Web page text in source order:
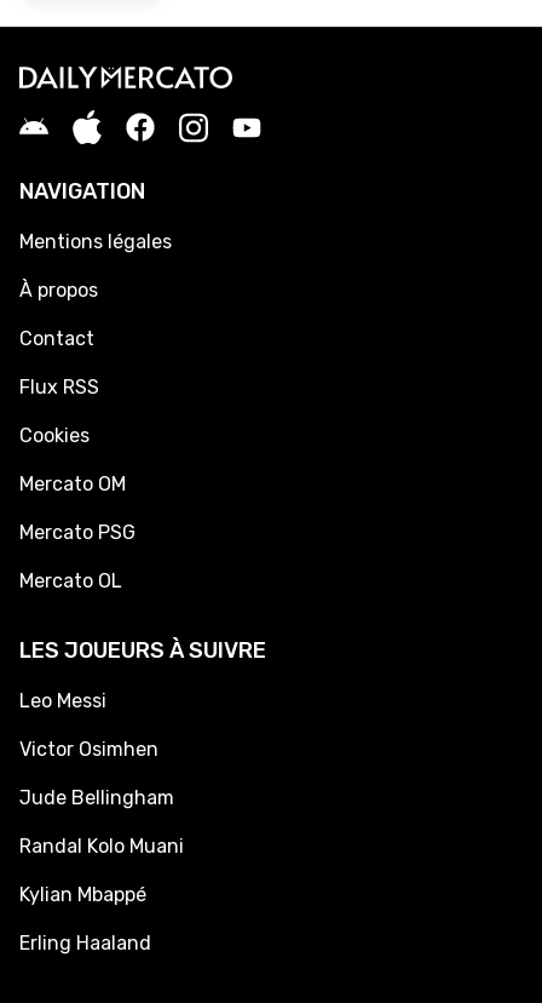
NAVIGATION
Mentions légales
À propos
Contact
Flux RSS
Cookies
Mercato OM
Mercato PSG
Mercato OL
LES JOUEURS À SUIVRE
Leo Messi
Victor Osimhen
Jude Bellingham
Randal Kolo Muani
Kylian Mbappé
Erling Haaland